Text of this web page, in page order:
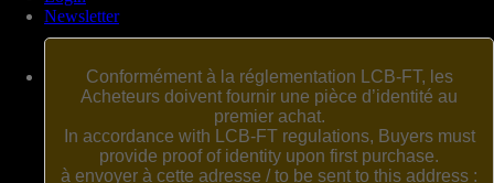
Newsletter
Conformément à la réglementation LCB-FT, les
Acheteurs doivent fournir une pièce d’identité au
premier achat.
In accordance with LCB-FT regulations, Buyers must
provide proof of identity upon first purchase.
à envoyer à cette adresse / to be sent to this address :